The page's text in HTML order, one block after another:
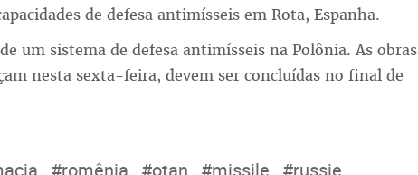
de defesa antimísseis em Rota, Espanha.
um sistema de defesa antimísseis na Polônia. As obras
nesta sexta-feira, devem ser concluídas no final de
#romênia #otan #missile #russie